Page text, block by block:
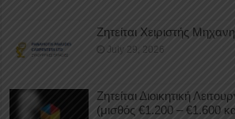
Ζητείται Χειριστής
July 29, 2026
Ζητείται Διοικητική
(μισθός €1.200 – €1.600